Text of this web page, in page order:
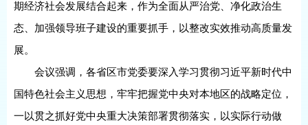
期经济社会发展结合起来，作为全面从严治党、净化政治生
态、加强领导班子建设的重要抓手，以整改实效推动高质量发
展。
会议强调，各省区市党委要深入学习贯彻习近平新时代中
国特色社会主义思想，牢牢把握党中央对本地区的战略定位，
一以贯之抓好党中央重大决策部署贯彻落实，以实际行动做